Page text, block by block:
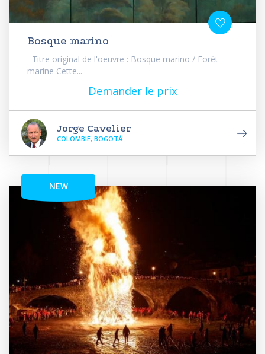
Bosque marino
Titre original de l'oeuvre : Bosque marino / Forêt
marine Cette...
Demander le prix
Jorge Cavelier
COLOMBIE, BOGOTÁ
NEW